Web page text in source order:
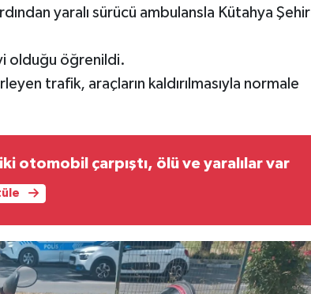
yaralı sürücü ambulansla Kütahya Şehir
olduğu öğrenildi.
trafik, araçların kaldırılmasıyla normale
otomobil çarpıştı, ölü ve yaralılar var